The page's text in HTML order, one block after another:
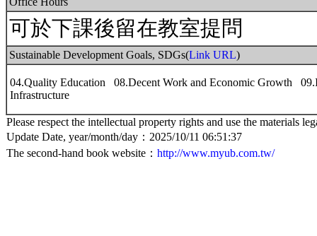
可於下課後留在教室提問
Sustainable Development Goals, SDGs(Link URL)
04.Quality Education 08.Decent Work and Economic Growth
Infrastructure
Please respect the intellectual property rights and use the materials
Update Date, year/month/day：2025/10/11 06:51:37
The second-hand book website： http://www.myub.com.tw/